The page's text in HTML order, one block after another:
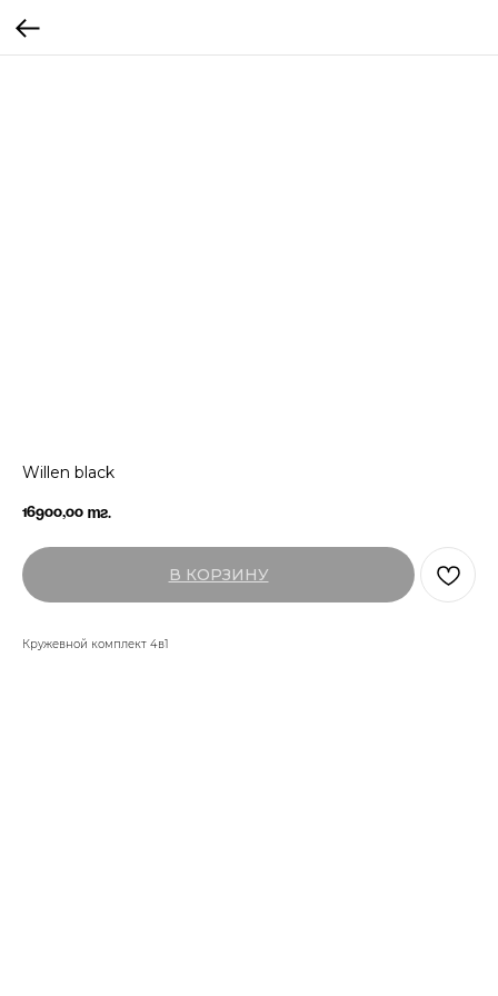
Willen black
16900,00 тг.
В КОРЗИНУ
Кружевной комплект 4в1